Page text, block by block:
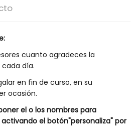
cuanto agradeces la
día.
en fin de curso, en su
ocasión.
el o los nombres para
el botón"personaliza" por